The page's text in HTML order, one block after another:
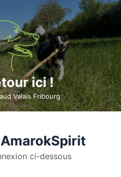
ci-dessous
ici !
Valais Fribourg